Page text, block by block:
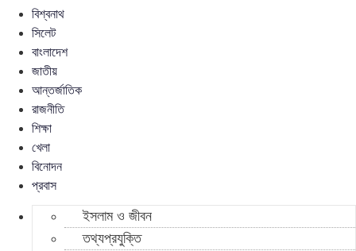
বিশ্বনাথ
সিলেট
বাংলাদেশ
জাতীয়
আন্তর্জাতিক
রাজনীতি
শিক্ষা
খেলা
বিনোদন
প্রবাস
ইসলাম ও জীবন
তথ্যপ্রযুক্তি